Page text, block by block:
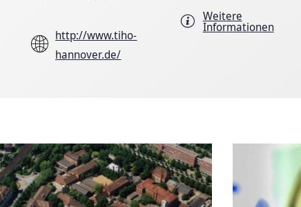
http://www.tiho-
hannover.de/
Weitere
Informationen